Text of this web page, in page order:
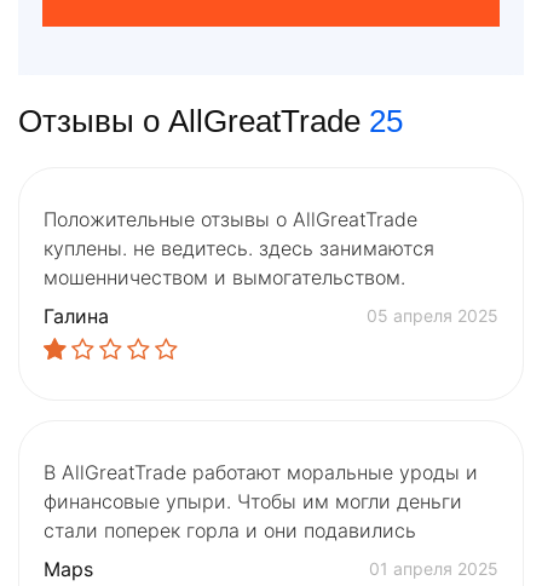
Отзывы о AllGreatTrade 25
Положительные отзывы о AllGreatTrade
куплены. не ведитесь. здесь занимаются
мошенничеством и вымогательством.
Галина
05 апреля 2025
В AllGreatTrade работают моральные уроды и
финансовые упыри. Чтобы им могли деньги
стали поперек горла и они подавились
Maps
01 апреля 2025